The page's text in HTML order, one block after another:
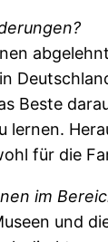
Beste
lernen.
für die
im
und